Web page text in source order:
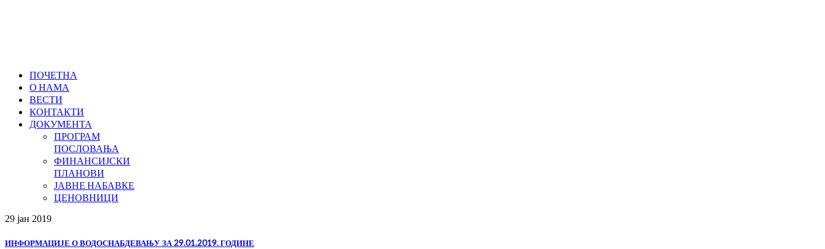
ПОЧЕТНА
О НАМА
ВЕСТИ
КОНТАКТИ
ДОКУМЕНТА
ПРОГРАМ
ПОСЛОВАЊА
ФИНАНСИЈСКИ
ПЛАНОВИ
ЈАВНЕ НАБАВКЕ
ЦЕНОВНИЦИ
29 јан 2019
ИНФОРМАЦИЈЕ О ВОДОСНАБДЕВАЊУ ЗА 29.01.2019. ГОДИНЕ